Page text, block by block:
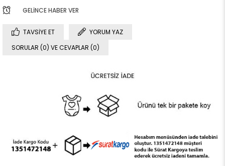
GELINCE HABER VER
TAVSIYE ET
YORUM YAZ
SORULAR (0) VE CEVAPLAR (0)